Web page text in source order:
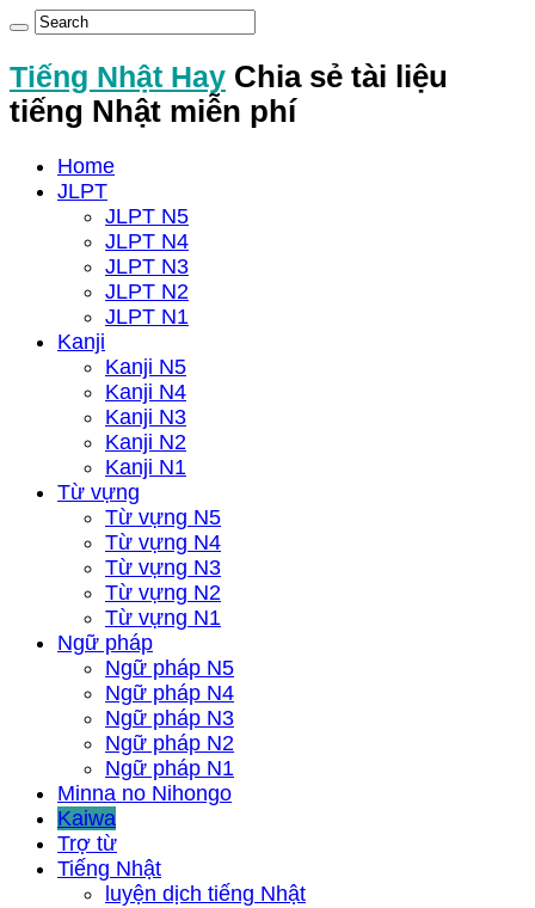
Tiếng Nhật Hay Chia sẻ tài liệu
tiếng Nhật miễn phí
Home
JLPT
JLPT N5
JLPT N4
JLPT N3
JLPT N2
JLPT N1
Kanji
Kanji N5
Kanji N4
Kanji N3
Kanji N2
Kanji N1
Từ vựng
Từ vựng N5
Từ vựng N4
Từ vựng N3
Từ vựng N2
Từ vựng N1
Ngữ pháp
Ngữ pháp N5
Ngữ pháp N4
Ngữ pháp N3
Ngữ pháp N2
Ngữ pháp N1
Minna no Nihongo
Kaiwa
Trợ từ
Tiếng Nhật
luyện dịch tiếng Nhật